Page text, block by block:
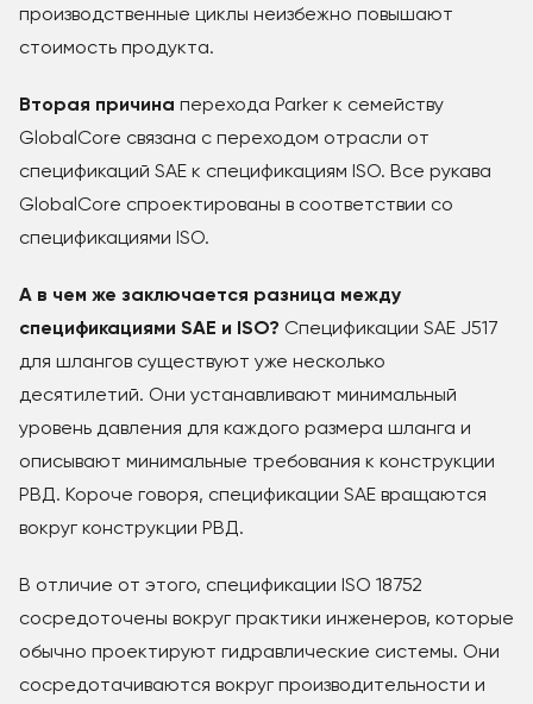
производственные циклы неизбежно повышают
стоимость продукта.
Вторая причина перехода Parker к семейству
GlobalCore связана с переходом отрасли от
спецификаций SAE к спецификациям ISO. Все рукава
GlobalCore спроектированы в соответствии со
спецификациями ISO.
А в чем же заключается разница между
спецификациями SAE и ISO? Спецификации SAE J517
для шлангов существуют уже несколько
десятилетий. Они устанавливают минимальный
уровень давления для каждого размера шланга и
описывают минимальные требования к конструкции
РВД. Короче говоря, спецификации SAE вращаются
вокруг конструкции РВД.
В отличие от этого, спецификации ISO 18752
сосредоточены вокруг практики инженеров, которые
обычно проектируют гидравлические системы. Они
сосредотачиваются вокруг производительности и